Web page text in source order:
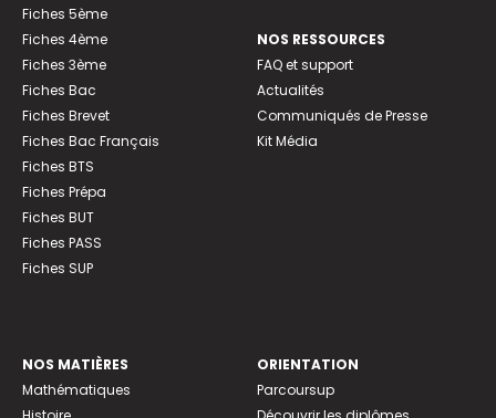
Fiches 5ème
Fiches 4ème
Fiches 3ème
Fiches Bac
Fiches Brevet
Fiches Bac Français
Fiches BTS
Fiches Prépa
Fiches BUT
Fiches PASS
Fiches SUP
NOS RESSOURCES
FAQ et support
Actualités
Communiqués de Presse
Kit Média
NOS MATIÈRES
Mathématiques
ORIENTATION
Parcoursup